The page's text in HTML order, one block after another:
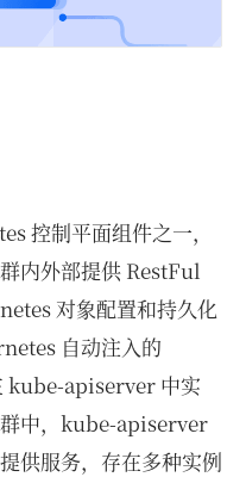
控制平面组件之一，
内外部提供 RestFul
对象配置和持久化
自动注入的
apiserver 中实
中，kube-apiserver
供服务，存在多种实例